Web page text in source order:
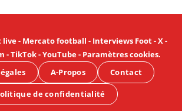
live- Mercato football - Interviews Foot-X-
-TikTok-YouTube- Paramètres cookies.
A-Propos Contact
de confidentialité